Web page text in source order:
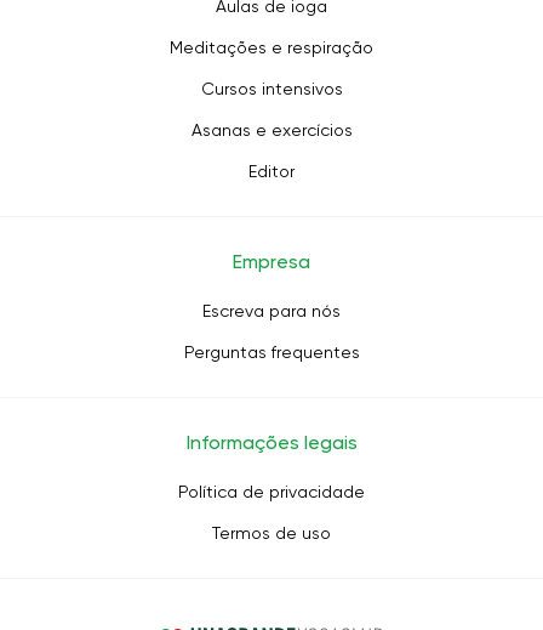
Aulas de ioga
Meditações e respiração
Cursos intensivos
Asanas e exercícios
Editor
Empresa
Escreva para nós
Perguntas frequentes
Informações legais
Política de privacidade
Termos de uso